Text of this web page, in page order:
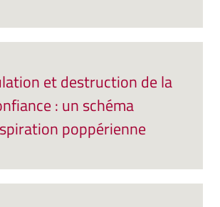
et destruction de la
: un schéma
poppérienne